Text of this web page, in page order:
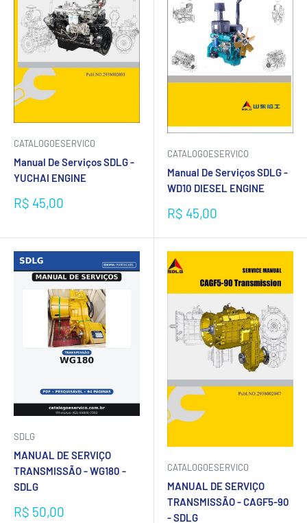
CATALOGOESERVICO
Manual De Serviços SDLG -
YUCHAI ENGINE
Preço
R$ 45,00
CATALOGOESERVICO
Manual De Serviços SDLG -
WD10 DIESEL ENGINE
Preço
R$ 45,00
SDLG
MANUAL DE SERVIÇO
TRANSMISSÃO - WG180 -
SDLG
Preço
R$ 50,00
CATALOGOESERVICO
MANUAL DE SERVIÇO
TRANSMISSÃO - CAGF5-90
- SDLG